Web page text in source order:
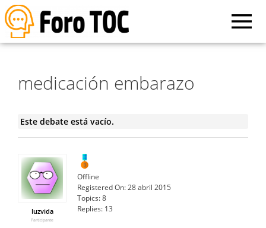
medicación embarazo
Este debate está vacío.
luzvida
Participante
Offline
Registered On:28 abril 2015
Topics:8
Replies: 13